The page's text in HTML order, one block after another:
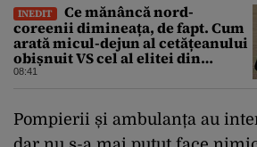
INEDIT
Ce mănâncă nord-
coreenii dimineața, de fapt. Cum
arată micul-dejun al cetățeanului
obișnuit VS cel al elitei din
Phenian
08:41
Pompierii și ambulanța au